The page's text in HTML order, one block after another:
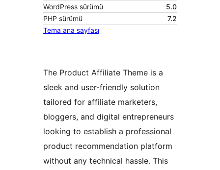
WordPress sürümü
5.0
PHP sürümü
7.2
Tema ana sayfası
The Product Affiliate Theme is a
sleek and user-friendly solution
tailored for affiliate marketers,
bloggers, and digital entrepreneurs
looking to establish a professional
product recommendation platform
without any technical hassle. This